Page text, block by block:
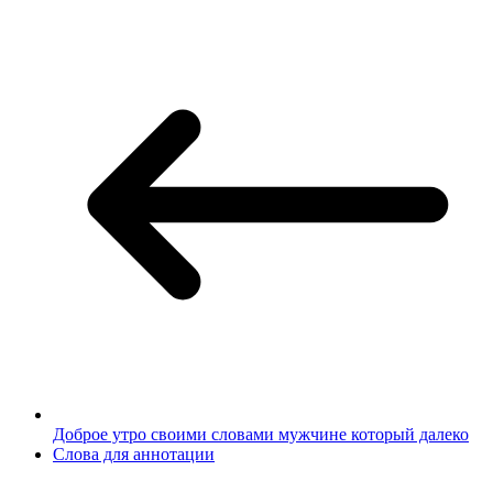
Доброе утро своими словами мужчине который далеко
Слова для аннотации